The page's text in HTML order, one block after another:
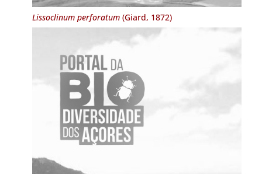
Lissoclinum perforatum(Giard, 1872)